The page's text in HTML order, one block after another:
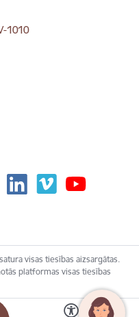
1010
visas tiesības aizsargātas.
platformas visas tiesības